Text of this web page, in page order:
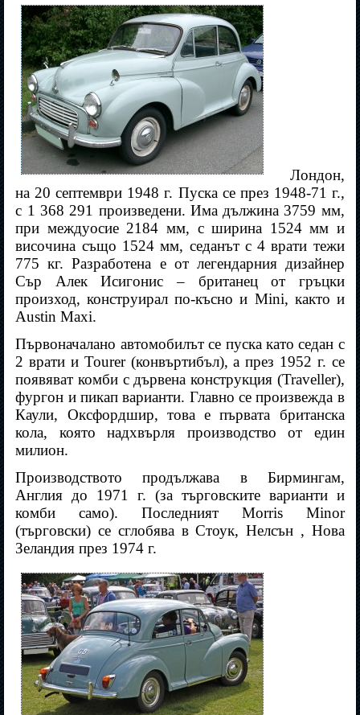
Лондон,
на 20 септември 1948 г. Пуска се през 1948-71 г.,
с 1 368 291 произведени. Има дължина 3759 мм,
при междуосие 2184 мм, с ширина 1524 мм и
височина също 1524 мм, седанът с 4 врати тежи
775 кг. Разработена е от легендарния дизайнер
Сър Алек Исигонис – британец от гръцки
произход, конструирал по-късно и Mini, както и
Austin Maxi.
Първоначалано автомобилът се пуска като седан с
2 врати и Tourer (конвъртибъл), а през 1952 г. се
появяват комби с дървена конструкция (Traveller),
фургон и пикап варианти. Главно се произвежда в
Каули, Оксфордшир, това е първата британска
кола, която надхвърля производство от един
милион.
Производството продължава в Бирмингам,
Англия до 1971 г. (за търговските варианти и
комби само). Последният Morris Minor
(търговски) се сглобява в Стоук, Нелсън , Нова
Зеландия през 1974 г.